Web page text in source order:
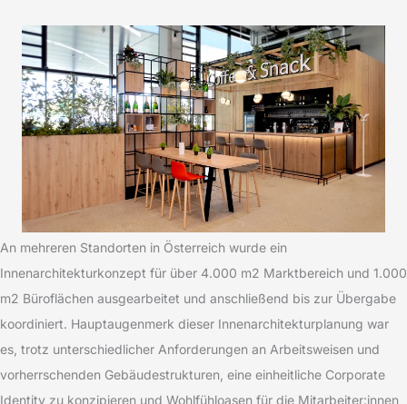
An mehreren Standorten in Österreich wurde ein
Innenarchitekturkonzept für über 4.000 m2 Marktbereich und 1.000
m2 Büroflächen ausgearbeitet und anschließend bis zur Übergabe
koordiniert. Hauptaugenmerk dieser Innenarchitekturplanung war
es, trotz unterschiedlicher Anforderungen an Arbeitsweisen und
vorherrschenden Gebäudestrukturen, eine einheitliche Corporate
Identity zu konzipieren und Wohlfühloasen für die Mitarbeiter:innen